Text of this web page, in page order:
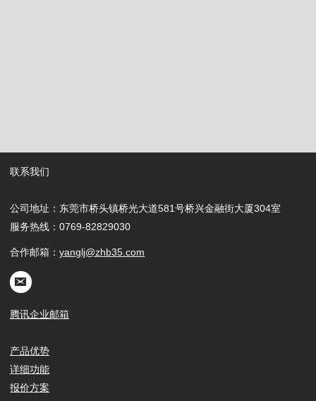
联系我们
公司地址：东莞市桥头镇桥光大道581号桥兴金融街大厦304室
服务热线：0769-82829030
合作邮箱：yanglj@zhb35.com
腾讯企业邮箱
产品优势
详细功能
报价方案